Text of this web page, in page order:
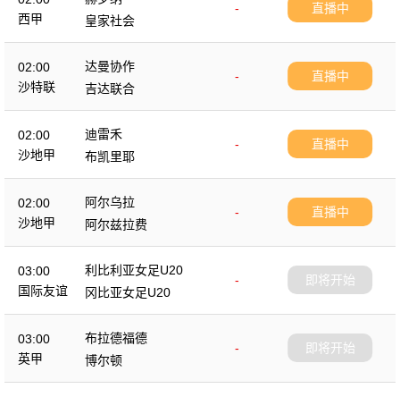
西甲
-
皇家社会
直播中
02:00
沙特联
达曼协作
-
吉达联合
直播中
02:00
沙地甲
迪雷禾
-
布凯里耶
直播中
02:00
沙地甲
阿尔乌拉
-
阿尔兹拉费
直播中
03:00
国际友谊
利比利亚女足U20
-
冈比亚女足U20
即将开始
03:00
英甲
布拉德福德
-
博尔顿
即将开始